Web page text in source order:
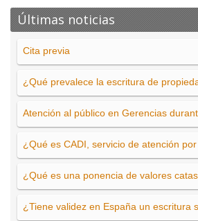
Últimas noticias
Cita previa
¿Qué prevalece la escritura de
Atención al público en Gerencias
¿Qué es CADI, servicio de atención por
¿Qué es una ponencia de valores
¿Tiene validez en España un escritura